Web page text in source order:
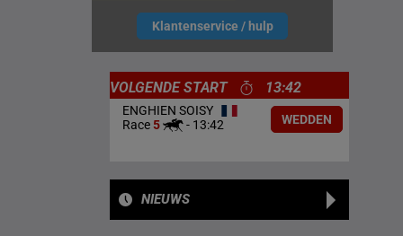
Klantenservice / hulp
VOLGENDE START 13:42
ENGHIEN SOISY
Race5 - 13:42 WEDDEN
NIEUWS